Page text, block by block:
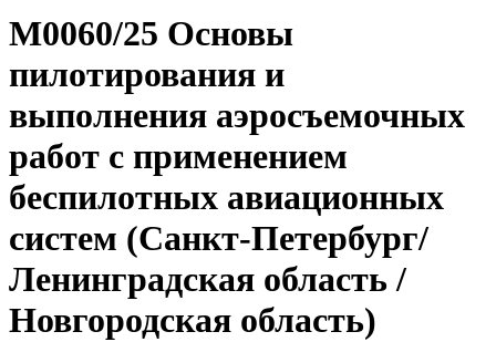
М0060/25 Основы
пилотирования и
выполнения аэросъемочных
работ с применением
беспилотных авиационных
систем (Санкт-Петербург/
Ленинградская область /
Новгородская область)